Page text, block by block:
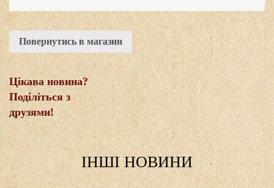
Повернутись в магазин
Цікава новина?
Поділіться з
друзями!
IНШI НОВИНИ